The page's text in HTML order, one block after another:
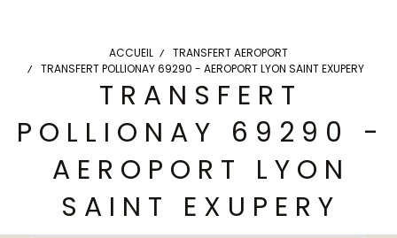
ACCUEIL
TRANSFERT AEROPORT
TRANSFERT POLLIONAY 69290 - AEROPORT LYON SAINT EXUPERY
TRANSFERT
POLLIONAY 69290 -
AEROPORT LYON
SAINT EXUPERY